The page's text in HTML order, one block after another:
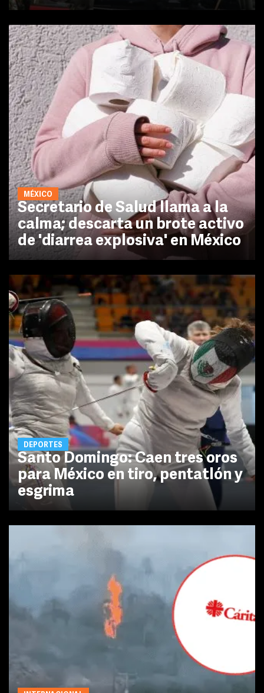
MÉXICO
Secretario de Salud llama a la
calma; descarta un brote activo
de 'diarrea explosiva' en México
DEPORTES
Santo Domingo: Caen tres oros
para México en tiro, pentatlón y
esgrima